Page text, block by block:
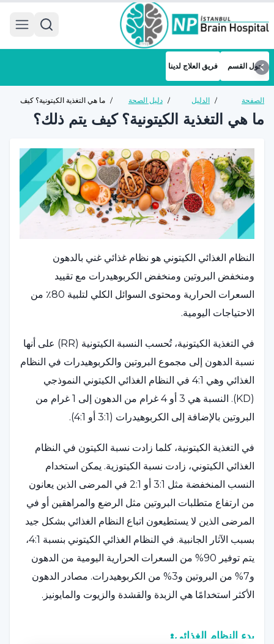
حول القسم فريق العلاج لدينا
الصفحة
الرئيسية
/ الدليل
/ دليل الصحة
/ ما هي التغذية الكيتونية؟ كيف
ما هي التغذية الكيتونية؟ كيف يتم ذلك؟
النظام الغذائي الكيتوني هو نظام غذائي غني بالدهون
ومنخفض البروتين ومنخفض الكربوهيدرات مع تقييد
السعرات الحرارية ومحتوى السوائل الكلي لتلبية 80٪ من
الاحتياجات اليومية.
في التغذية الكيتونية، تُحسب النسبة الكيتونية (RR) على أنها
نسبة الدهون إلى مجموع البروتين والكربوهيدرات في النظام
الغذائي وهي 4:1 في النظام الغذائي الكيتوني النموذجي
(KD). النسبة هي 3 أو 4 غرام من الدهون إلى 1 غرام من
البروتين بالإضافة إلى الكربوهيدرات (3:1 أو 4:1).
في التغذية الكيتونية، كلما زادت نسبة الكيتون في النظام
الغذائي الكيتوني، زادت نسبة الكيتوزية. يمكن استخدام
النسب المنخفضة مثل 3:1 أو 2:1 في المرضى الذين يعانون
من ارتفاع متطلبات البروتين مثل الرضع والمراهقين أو في
المرضى الذين لا يستطيعون اتباع النظام الغذائي بشكل جيد
بسبب الآثار الجانبية. في النظام الغذائي الكيتوني بنسبة 4:1،
يتم توفير 90% من السعرات الحرارية اليومية من الدهون
و7% من البروتين و3% من الكربوهيدرات. مصادر الدهون
الأكثر استخدامًا هي الزبدة والقشدة والزيوت والمايونيز.
بدء النظام الغذائي: